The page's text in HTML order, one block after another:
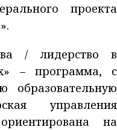
проекта
/ лидерство в
– программа, с
образовательную
управления
на